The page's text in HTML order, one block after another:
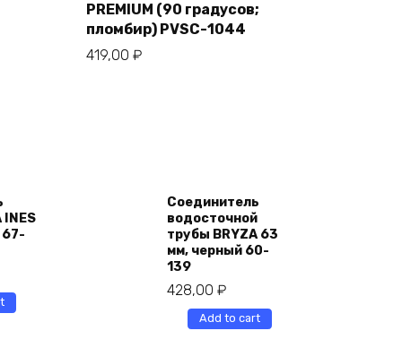
PREMIUM (90 градусов;
пломбир) PVSC-1044
419,00 ₽
INES
Соединитель
водосточной
трубы BRYZA 63
мм, черный 60-
139
428,00 ₽
Add to cart